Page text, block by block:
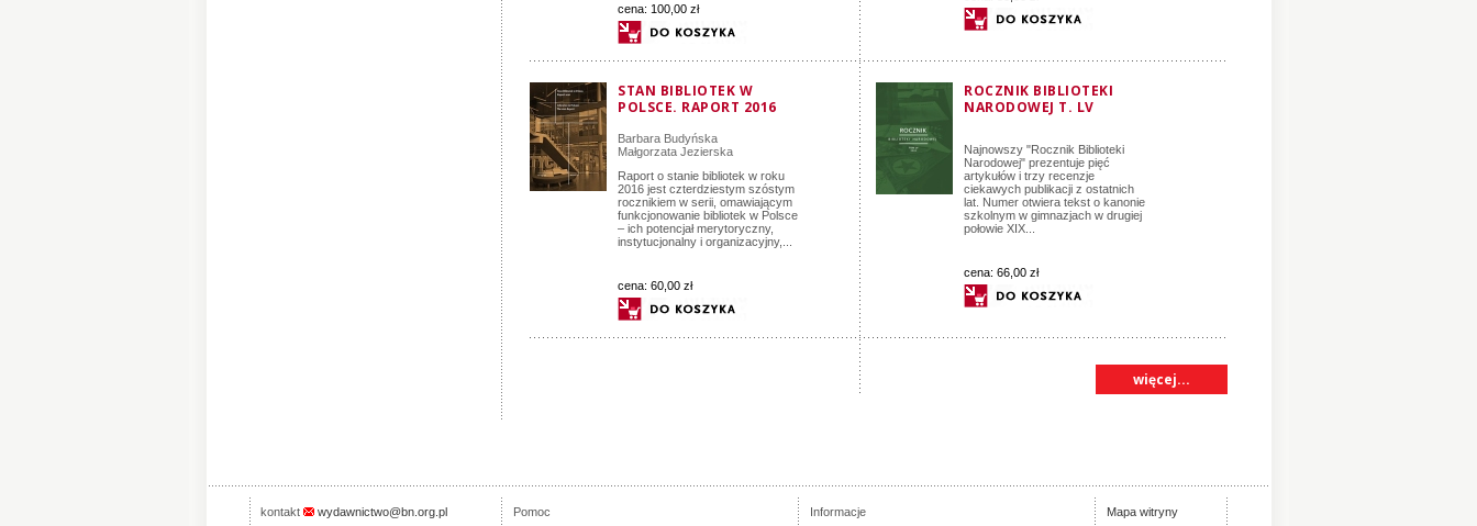
cena: 100,00 zł
STAN BIBLIOTEK W
POLSCE. RAPORT 2016
Barbara Budyńska
Małgorzata Jezierska
Raport o stanie bibliotek w roku
2016 jest czterdziestym szóstym
rocznikiem w serii, omawiającym
funkcjonowanie bibliotek w Polsce
– ich potencjał merytoryczny,
instytucjonalny i organizacyjny,...
cena: 60,00 zł
ROCZNIK BIBLIOTEKI
NARODOWEJ T. LV
Najnowszy "Rocznik Biblioteki
Narodowej" prezentuje pięć
artykułów i trzy recenzje
ciekawych publikacji z ostatnich
lat. Numer otwiera tekst o kanonie
szkolnym w gimnazjach w drugiej
połowie XIX...
cena: 66,00 zł
więcej...
kontakt wydawnictwo@bn.org.pl Pomoc Informacje Mapa witryny